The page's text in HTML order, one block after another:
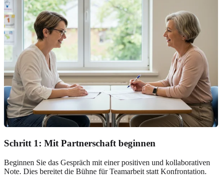
Schritt 1: Mit Partnerschaft beginnen
Beginnen Sie das Gespräch mit einer positiven und kollaborativen
Note. Dies bereitet die Bühne für Teamarbeit statt Konfrontation.